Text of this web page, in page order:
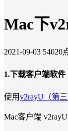
Mac下
2021-09-03 54020
1.下载客户端软件
使用v2rayU（第三
Mac客户端 v2rayU